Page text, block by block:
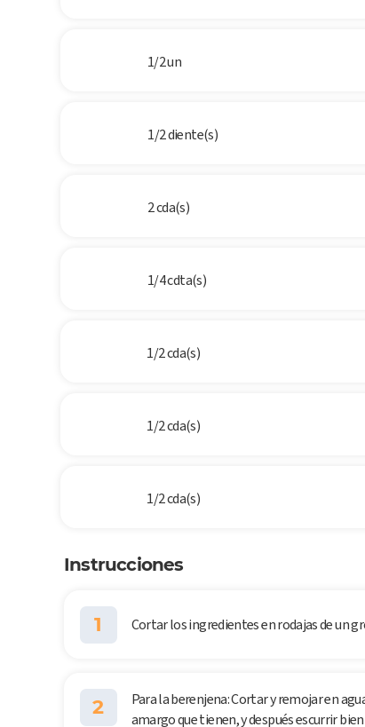
1/2 un
1/2 diente(s)
2 cda(s)
1/4 cdta(s)
1/2 cda(s)
1/2 cda(s)
1/2 cda(s)
Instrucciones
1 Cortar los ingredientes en rodajas de un
2
Para la berenjena: Cortar y remojar en
amargo que tienen, y después escurrir